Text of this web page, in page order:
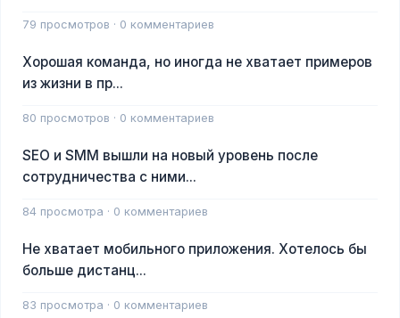
79 просмотров · 0 комментариев
Хорошая команда, но иногда не хватает примеров
из жизни в пр...
80 просмотров · 0 комментариев
SEO и SMM вышли на новый уровень после
сотрудничества с ними...
84 просмотра · 0 комментариев
Не хватает мобильного приложения. Хотелось бы
больше дистанц...
83 просмотра · 0 комментариев